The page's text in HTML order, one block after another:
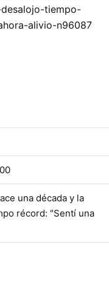
tiempo-
alivio-n96087
una década y la
récord: "Sentí una